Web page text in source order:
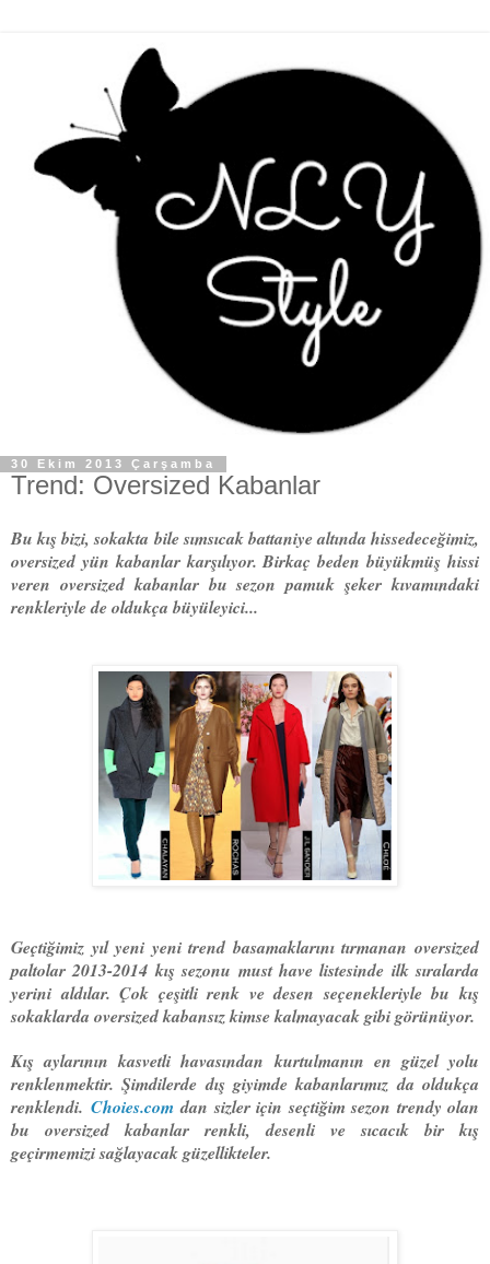
30 Ekim 2013 Çarşamba
Trend: Oversized Kabanlar
Bu kış bizi, sokakta bile sımsıcak battaniye altında hissedeceğimiz,
oversized yün kabanlar karşılıyor. Birkaç beden büyükmüş hissi
veren oversized kabanlar bu sezon pamuk şeker kıvamındaki
renkleriyle de oldukça büyüleyici...
Geçtiğimiz yıl yeni yeni trend basamaklarını tırmanan oversized
paltolar 2013-2014 kış sezonu must have listesinde ilk sıralarda
yerini aldılar. Çok çeşitli renk ve desen seçenekleriyle bu kış
sokaklarda oversized kabansız kimse kalmayacak gibi görünüyor.
Kış aylarının kasvetli havasından kurtulmanın en güzel yolu
renklenmektir. Şimdilerde dış giyimde kabanlarımız da oldukça
renklendi. Choies.comdan sizler için seçtiğim sezon trendy olan
bu oversized kabanlar renkli, desenli ve sıcacık bir kış
geçirmemizi sağlayacak güzellikteler.